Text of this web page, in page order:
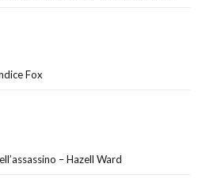
Fox
– Hazell Ward